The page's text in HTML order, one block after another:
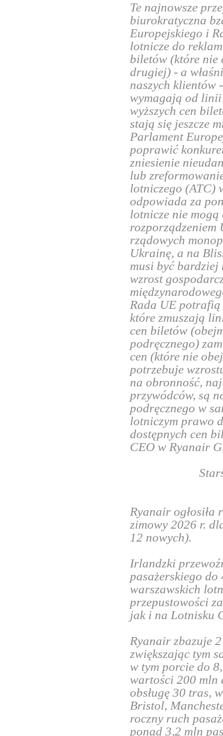
Te najnowsze
biurokratyczna
Europejskiego i
lotnicze do
biletów (które nie
drugiej) - a
naszych klientów
wymagają od linii
wyższych cen
stają się jeszcze
Parlament
poprawić
zniesienie
lub
lotniczego (ATC)
odpowiada za
lotnicze nie mogą
rozporządzeniem
rządowych
Ukrainę, a na
musi być
wzrost
Rada UE
które zmuszają
cen biletów
podręcznego)
cen (które nie
potrzebuje
na obronność,
przywódców, są
podręcznego w
lotniczym prawo
dostępnych cen
CEO w Ryanair
Ryanair ogłosiła
zimowy 2026 r.
12 nowych).
Irlandzki
pasażerskiego
warszawskich
przepustowości
jak i na Lotnisku
Ryanair zbazuje
zwiększając tym
w tym porcie do
wartości 200 mln
obsługę 30 tras,
Bristol,
roczny ruch
ponad 3,2 mln